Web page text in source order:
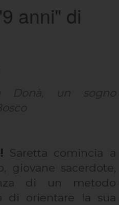
anni" di
Donà, un sogno
Saretta comincia a
giovane sacerdote,
di un metodo
di orientare la sua